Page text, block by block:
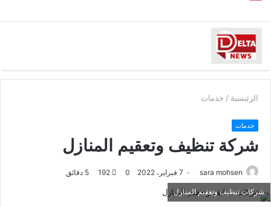
الرئيسية / خدمات
خدمات
شركة تنظيف وتعقيم المنازل
sara mohsen 7 فبراير، 2022 0
192 5 دقائق
شركات تنظيف وتعقيم المنازل